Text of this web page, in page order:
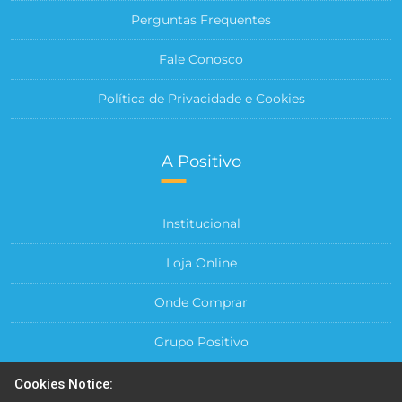
Perguntas Frequentes
Fale Conosco
Política de Privacidade e Cookies
A Positivo
Institucional
Loja Online
Onde Comprar
Grupo Positivo
Cookies Notice: